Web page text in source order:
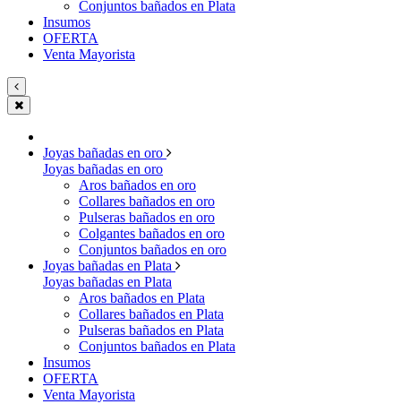
Conjuntos bañados en Plata
Insumos
OFERTA
Venta Mayorista
Joyas bañadas en oro
Joyas bañadas en oro
Aros bañados en oro
Collares bañados en oro
Pulseras bañados en oro
Colgantes bañados en oro
Conjuntos bañados en oro
Joyas bañadas en Plata
Joyas bañadas en Plata
Aros bañados en Plata
Collares bañados en Plata
Pulseras bañados en Plata
Conjuntos bañados en Plata
Insumos
OFERTA
Venta Mayorista